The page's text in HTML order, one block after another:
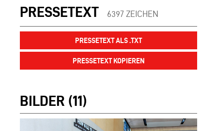
PRESSETEXT 6397 ZEICHEN
PRESSETEXT ALS .TXT
PRESSETEXT KOPIEREN
BILDER (11)